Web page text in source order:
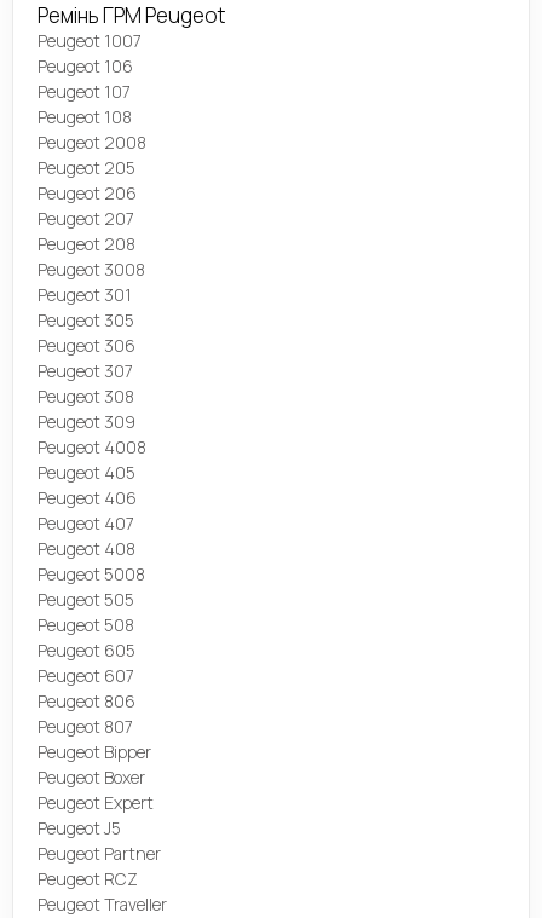
Ремінь ГРМ Peugeot
Peugeot 1007
Peugeot 106
Peugeot 107
Peugeot 108
Peugeot 2008
Peugeot 205
Peugeot 206
Peugeot 207
Peugeot 208
Peugeot 3008
Peugeot 301
Peugeot 305
Peugeot 306
Peugeot 307
Peugeot 308
Peugeot 309
Peugeot 4008
Peugeot 405
Peugeot 406
Peugeot 407
Peugeot 408
Peugeot 5008
Peugeot 505
Peugeot 508
Peugeot 605
Peugeot 607
Peugeot 806
Peugeot 807
Peugeot Bipper
Peugeot Boxer
Peugeot Expert
Peugeot J5
Peugeot Partner
Peugeot RCZ
Peugeot Traveller